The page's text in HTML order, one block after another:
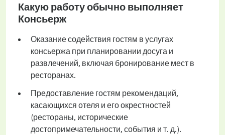
Какую работу обычно выполняет
Консьерж
Оказание содействия гостям в услугах
консьержа при планировании досуга и
развлечений, включая бронирование мест в
ресторанах.
Предоставление гостям рекомендаций,
касающихся отеля и его окрестностей
(рестораны, исторические
достопримечательности, события и т. д.).